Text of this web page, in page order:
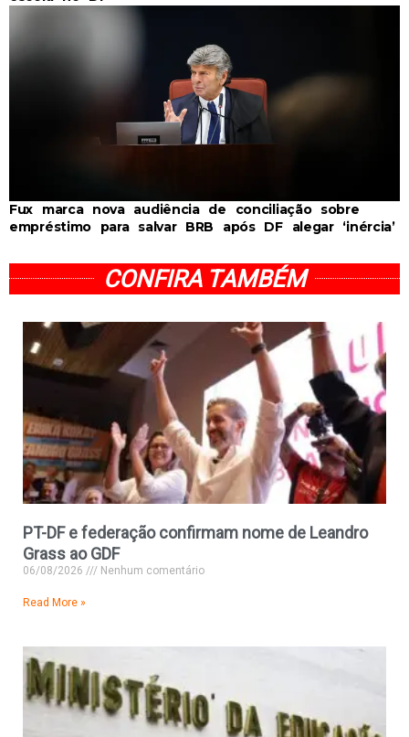
Fux marca nova audiência de conciliação sobre
empréstimo para salvar BRB após DF alegar ‘inércia’
CONFIRA TAMBÉM
PT-DF e federação confirmam nome de Leandro
Grass ao GDF
06/08/2026 Nenhum comentário
Read More »